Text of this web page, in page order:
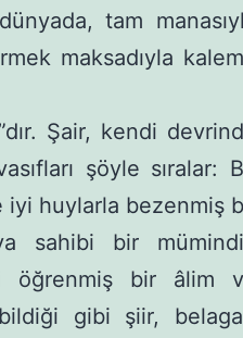
tam
maksadıyla
Şair, kendi
şöyle sıralar:
iyi huy­larla bezenmiş
sahi­bi bir
öğren­miş bir âlim
gi­bi şiir,